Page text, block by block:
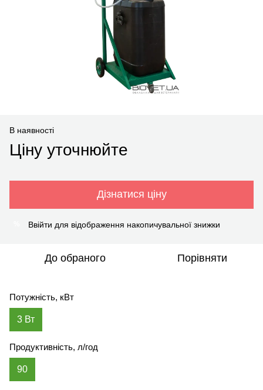
В наявності
Ціну уточнюйте
Дізнатися ціну
Ввійти для відображення накопичувальної знижки
До обраного Порівняти
Потужність, кВт
3 Вт
Продуктивність, л/год
90